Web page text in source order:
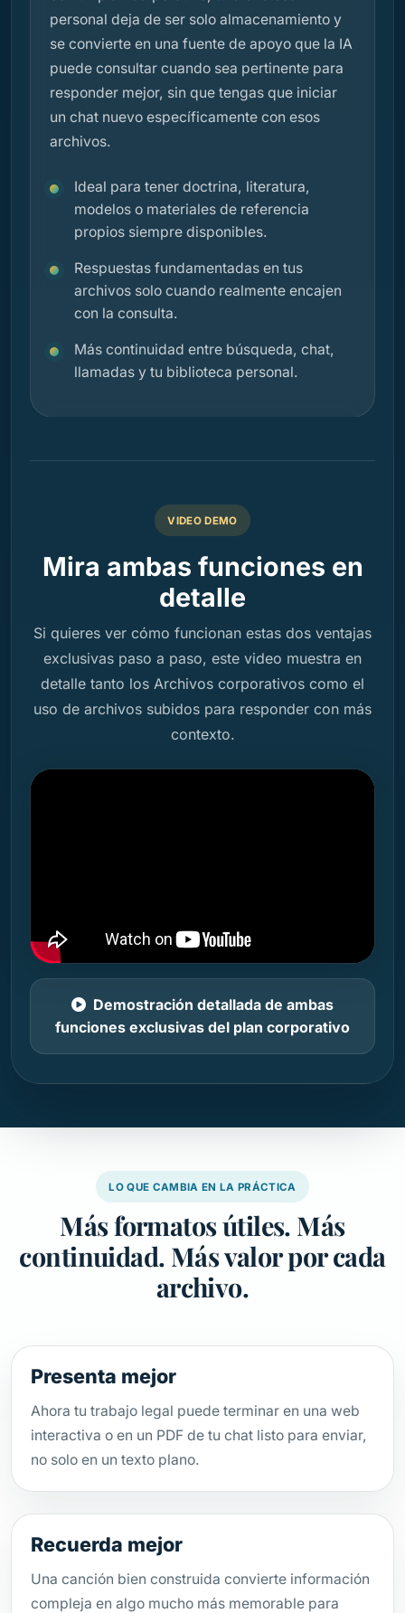
personal deja de ser solo almacenamiento y
se convierte en una fuente de apoyo que la IA
puede consultar cuando sea pertinente para
responder mejor, sin que tengas que iniciar
un chat nuevo específicamente con esos
archivos.
Ideal para tener doctrina, literatura,
modelos o materiales de referencia
propios siempre disponibles.
Respuestas fundamentadas en tus
archivos solo cuando realmente encajen
con la consulta.
Más continuidad entre búsqueda, chat,
llamadas y tu biblioteca personal.
VIDEO DEMO
Mira ambas funciones en
detalle
Si quieres ver cómo funcionan estas dos ventajas
exclusivas paso a paso, este video muestra en
detalle tanto los Archivos corporativos como el
uso de archivos subidos para responder con más
contexto.
Demostración detallada de ambas
funciones exclusivas del plan corporativo
LO QUE CAMBIA EN LA PRÁCTICA
Más formatos útiles. Más
continuidad. Más valor por cada
archivo.
Presenta mejor
Ahora tu trabajo legal puede terminar en una web
interactiva o en un PDF de tu chat listo para enviar,
no solo en un texto plano.
Recuerda mejor
Una canción bien construida convierte información
compleja en algo mucho más memorable para